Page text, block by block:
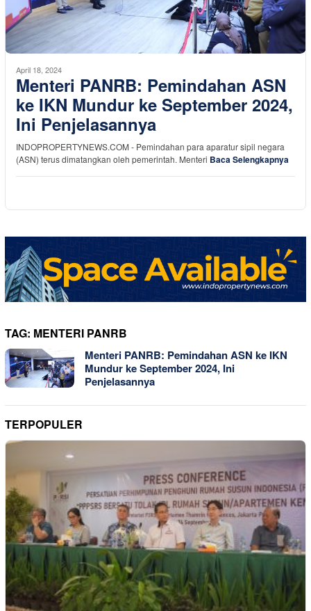
April 18, 2024
Menteri PANRB: Pemindahan ASN
ke IKN Mundur ke September 2024,
Ini Penjelasannya
INDOPROPERTYNEWS.COM - Pemindahan para aparatur sipil negara
(ASN) terus dimatangkan oleh pemerintah. Menteri Baca Selengkapnya
TAG: MENTERI PANRB
Menteri PANRB: Pemindahan ASN ke IKN
Mundur ke September 2024, Ini
Penjelasannya
TERPOPULER